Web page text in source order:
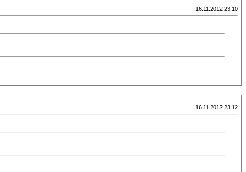
16.11.2012 23:10
16.11.2012 23:12